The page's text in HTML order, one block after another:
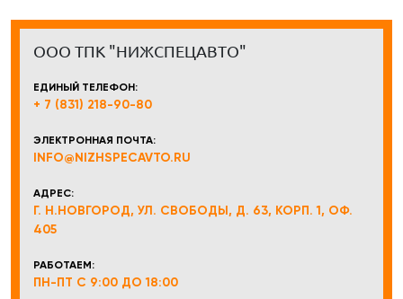
ООО ТПК "НИЖСПЕЦАВТО"
ЕДИНЫЙ ТЕЛЕФОН:
+ 7 (831) 218-90-80
ЭЛЕКТРОННАЯ ПОЧТА:
INFO@NIZHSPECAVTO.RU
АДРЕС:
Г. Н.НОВГОРОД, УЛ. СВОБОДЫ, Д. 63, КОРП. 1, ОФ.
405
РАБОТАЕМ:
ПН-ПТ С 9:00 ДО 18:00